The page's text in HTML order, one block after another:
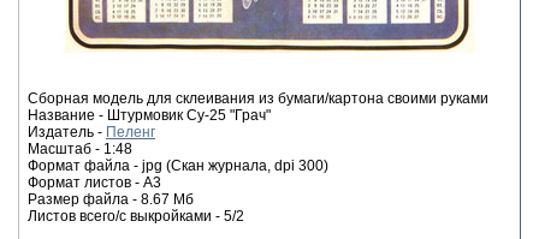
Сборная модель для склеивания из бумаги/картона своими руками
Название - Штурмовик Су-25 "Грач"
Издатель - Пеленг
Масштаб - 1:48
Формат файла - jpg (Скан журнала, dpi 300)
Формат листов - A3
Размер файла - 8.67 Мб
Листов всего/с выкройками - 5/2